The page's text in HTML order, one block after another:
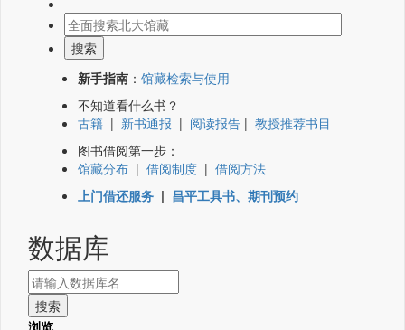
新手指南 ： 馆藏检索与使用
不知道看什么书？
古籍 | 新书通报 | 阅读报告 | 教授推荐书目
图书借阅第一步：
馆藏分布 | 借阅制度 | 借阅方法
上门借还服务 | 昌平工具书、期刊预约
数据库